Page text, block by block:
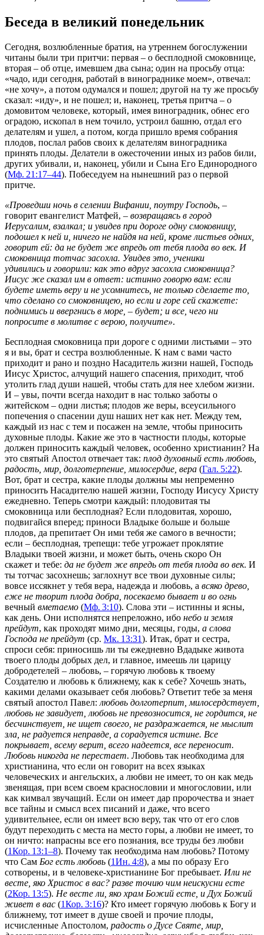
Беседа в великий понедельник
Сегодня, возлюбленные братия, на утреннем богослужении
читаны были три притчи: первая – о бесплодной смоковнице,
вторая – об отце, имевшем два сына; один на просьбу отца:
«чадо, иди сегодня, работай в винограднике моем», отвечал:
«не хочу», а потом одумался и пошел; другой на ту же просьбу
сказал: «иду», и не пошел; и, наконец, третья притча – о
домовитом человеке, который, имея виноградник, обнес его
оградою, ископал в нем точило, устроил башню, отдал его
делателям и ушел, а потом, когда пришло время собрания
плодов, послал рабов своих к делателям виноградника
принять плоды. Делатели в ожесточении иных из рабов били,
других убивали, и, наконец, убили и Сына Его Единородного
(Мф. 21:17–44). Побеседуем на нынешний раз о первой
притче.
«Проведши ночь в селении Вифании, поутру Господь, –
говорит евангелист Матфей, – возвращаясь в город
Иерусалим, взалкал; и увидев при дороге одну смоковницу,
подошел к ней и, ничего не найдя на ней, кроме листьев одних,
говорит ей: да не будет же впредь от тебя плода во век. И
смоковница тотчас засохла. Увидев это, ученики
удивились и говорили: как это вдруг засохла смоковница?
Иисус же сказал им в ответ: истинно говорю вам: если
будете иметь веру и не усомнитесь, не только сделаете то,
что сделано со смоковницею, но если и горе сей скажете:
поднимись и ввергнись в море, – будет; и все, чего ни
попросите в молитве с верою, получите».
Бесплодная смоковница при дороге с одними листьями – это
я и вы, брат и сестра возлюбленные. К нам с вами часто
приходит и рано и поздно Насадитель жизни нашей, Господь
Иисус Христос, алчущий нашего спасения, приходит, чтоб
утолить глад души нашей, чтобы стать для нее хлебом жизни.
И – увы, почти всегда находит в нас только заботы о
житейском – одни листья; плодов же веры, всеусильного
попечения о спасении душ наших нет как нет. Между тем,
каждый из нас с тем и посажен на земле, чтобы приносить
духовные плоды. Какие же это в частности плоды, которые
должен приносить каждый человек, особенно христианин? На
это святый Апостол отвечает так: плод духовный есть любовь,
радость, мир, долготерпение, милосердие, вера (Гал. 5:22).
Вот, брат и сестра, какие плоды должны мы непременно
приносить Насадителю нашей жизни, Господу Иисусу Христу
ежедневно. Теперь смотри каждый: плодовитая ты
смоковница или бесплодная? Если плодовитая, хорошо,
подвигайся вперед; приноси Владыке больше и больше
плодов, да препитает Он ими тебя же самого в вечности;
если – бесплодная, трепещи: тебе угрожает проклятие
Владыки твоей жизни, и может быть, очень скоро Он
скажет и тебе: да не будет же впредь от тебя плода во век. И
ты тотчас засохнешь; заглохнут все твои духовные силы;
вовсе иссякнет у тебя вера, надежда и любовь, а всяко древо,
еже не творит плода добра, посекаемо бывает и во огнь
вечный вметаемо (Мф. 3:10). Слова эти – истинны и ясны,
как день. Они исполнятся непреложно, ибо небо и земля
прейдут, как проходят мимо дни, месяцы, годы, а слова
Господа не прейдут (ср. Мк. 13:31). Итак, брат и сестра,
спроси себя: приносишь ли ты ежедневно Вдадыке живота
твоего плоды добрых дел, и главное, имеешь ли царицу
добродетелей – любовь, – горячую любовь к твоему
Создателю и любовь к ближнему, как к себе? Хочешь знать,
какими делами оказывает себя любовь? Ответит тебе за меня
святый апостол Павел: любовь долготерпит, милосердствует,
любовь не завидует, любовь не превозносится, не гордится, не
бесчинствует, не ищет своего, не раздражается, не мыслит
зла, не радуется неправде, а сорадуется истине. Все
покрывает, всему верит, всего надеется, все переносит.
Любовь никогда не перестает. Любовь так необходима для
христианина, что если он говорит на всех языках
человеческих и ангельских, а любви не имеет, то он как медь
звенящая, при всем своем краснословии и многословии, или
как кимвал звучащий. Если он имеет дар пророчества и знает
все тайны и смысл всех писаний и даже, что всего
удивительнее, если он имеет всю веру, так что от его слов
будут переходить с места на место горы, а любви не имеет, то
он ничто: напрасны все его познания, все труды без любви
(1Кор. 13:1–8). Почему так необходима нам любовь? Потому
что Сам Бог есть любовь (1Ин. 4:8), а мы по образу Его
сотворены, и в человеке-христианине Бог пребывает. Или не
весте, яко Христос в вас? разве точию чим неискусни есте
(2Кор. 13:5). Не весте ли, яко храм Божий есте, и Дух Божий
живет в вас (1Кор. 3:16)? Кто имеет горячую любовь к Богу и
ближнему, тот имеет в душе своей и прочие плоды,
исчисленные Апостолом, радость о Дусе Святе, мир,